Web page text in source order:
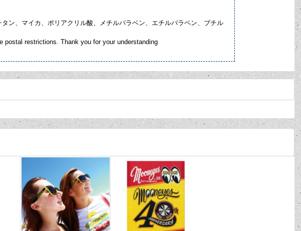
ン、マイカ、ポリアクリル酸、メチルパラベン、エチルパラベン、ブチル
postal restrictions. Thank you for your understanding